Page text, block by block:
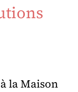
la Maison